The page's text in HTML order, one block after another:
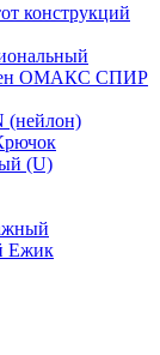
конструкций
ОМАКС СПИР
(нейлон)
(U)
Ежик